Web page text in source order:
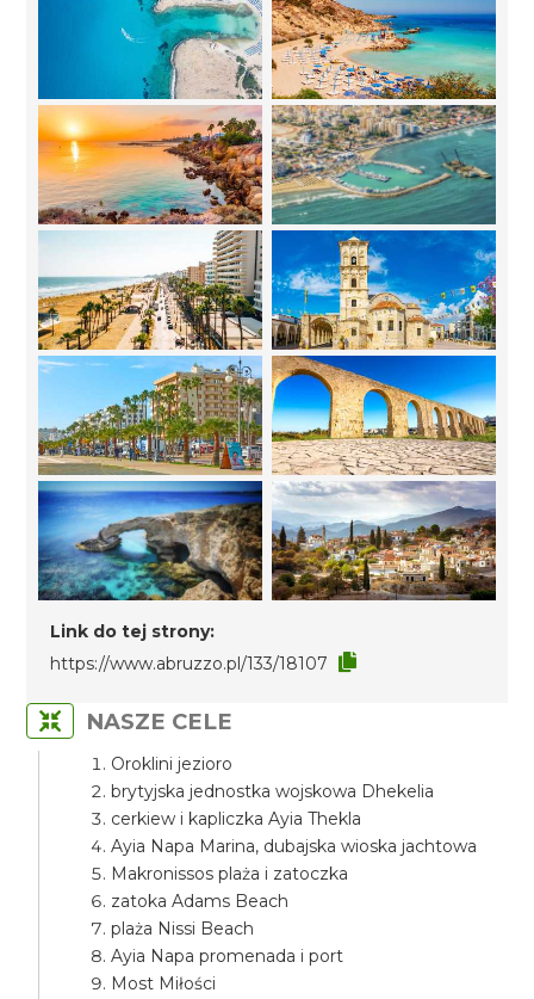
Link do tej strony:
https://www.abruzzo.pl/133/18107
NASZE CELE
Oroklini jezioro
brytyjska jednostka wojskowa Dhekelia
cerkiew i kapliczka Ayia Thekla
Ayia Napa Marina, dubajska wioska jachtowa
Makronissos plaża i zatoczka
zatoka Adams Beach
plaża Nissi Beach
Ayia Napa promenada i port
Most Miłości